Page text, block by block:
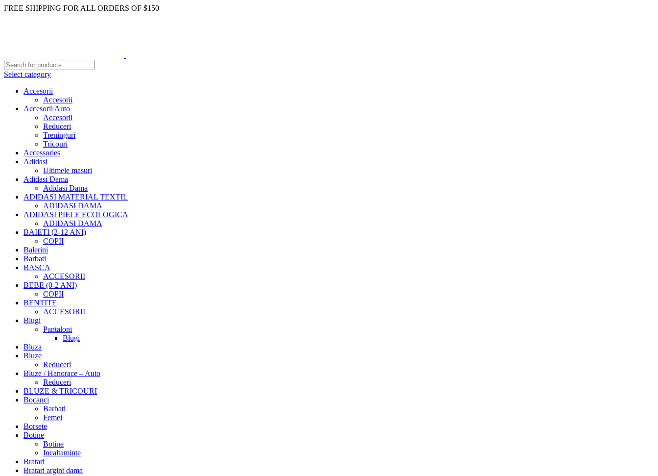
FREE SHIPPING FOR ALL ORDERS OF $150
Select category
Accesorii
Accesorii
Accesorii Auto
Accesorii
Reduceri
Treninguri
Tricouri
Accessories
Adidasi
Ultimele masuri
Adidasi Dama
Adidasi Dama
ADIDASI MATERIAL TEXTIL
ADIDASI DAMA
ADIDASI PIELE ECOLOGICA
ADIDASI DAMA
BAIETI (2-12 ANI)
COPII
Balerini
Barbati
BASCA
ACCESORII
BEBE (0-2 ANI)
COPII
BENTITE
ACCESORII
Blugi
Pantaloni
Blugi
Bluza
Bluze
Reduceri
Bluze / Hanorace – Auto
Reduceri
BLUZE & TRICOURI
Bocanci
Barbati
Femei
Borsete
Botine
Botine
Incaltaminte
Bratari
Bratari argint dama